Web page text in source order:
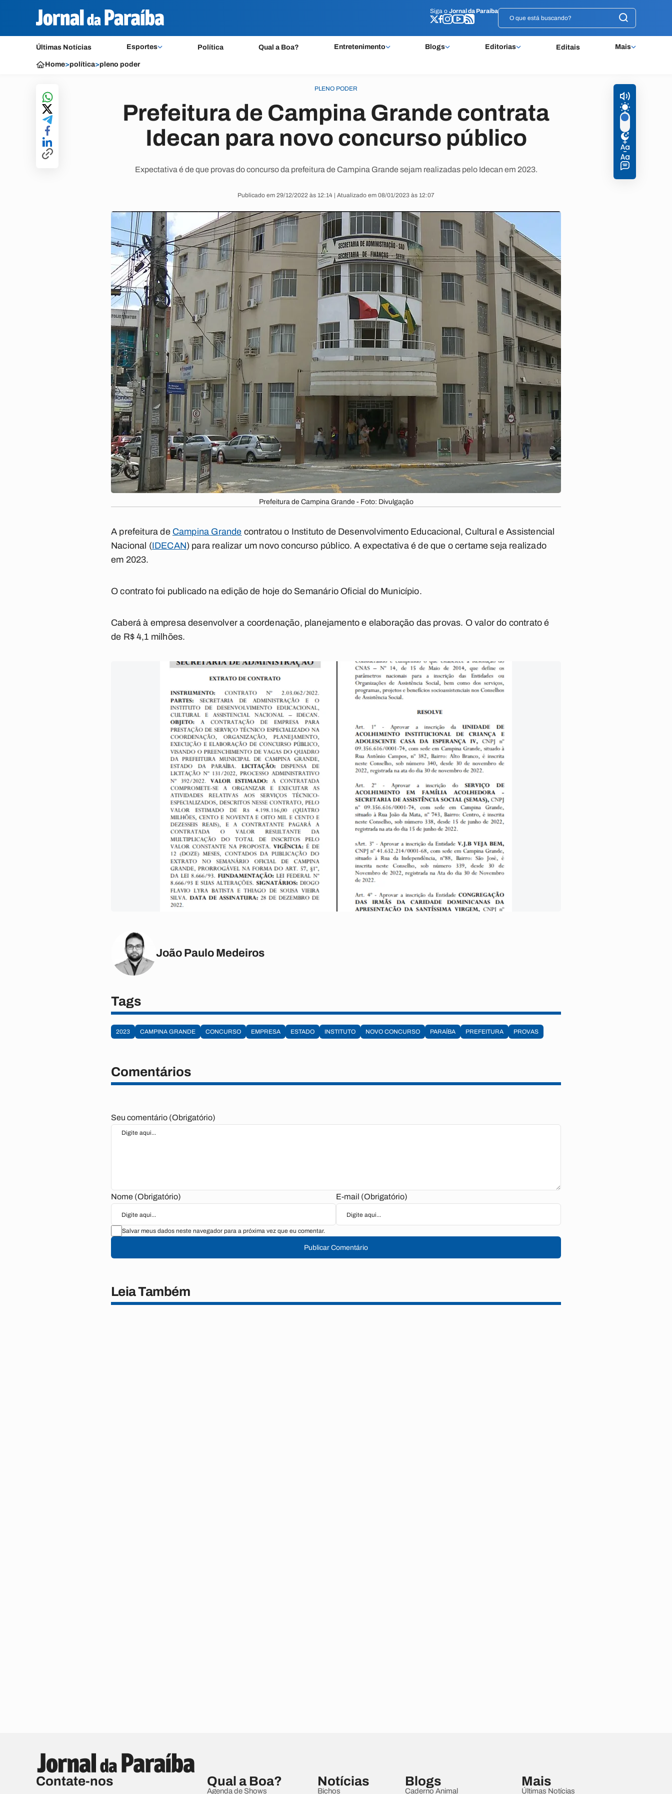
Siga o Jornal da Paraíba
Últimas Notícias Esportes Política Qual a Boa? Entretenimento Blogs Editorias Editais Mais
Siga o Jornal da Paraíba
Home>política>pleno poder
PLENO PODER
Prefeitura de Campina Grande contrata
Idecan para novo concurso público
Expectativa é de que provas do concurso da prefeitura de Campina Grande sejam realizadas pelo Idecan em 2023.
Publicado em 29/12/2022 às 12:14 | Atualizado em 08/01/2023 às 12:07
Prefeitura de Campina Grande - Foto: Divulgação
A prefeitura de Campina Grande contratou o Instituto de Desenvolvimento Educacional, Cultural e Assistencial
Nacional (IDECAN) para realizar um novo concurso público. A expectativa é de que o certame seja realizado
em 2023.
O contrato foi publicado na edição de hoje do Semanário Oficial do Município.
Caberá à empresa desenvolver a coordenação, planejamento e elaboração das provas. O valor do contrato é
de R$ 4,1 milhões.
João Paulo Medeiros
Tags
2023 CAMPINA GRANDE CONCURSO EMPRESA ESTADO INSTITUTO NOVO CONCURSO PARAÍBA PREFEITURA PROVAS
Comentários
Seu comentário (Obrigatório)
Nome (Obrigatório) E-mail (Obrigatório)
Salvar meus dados neste navegador para a próxima vez que eu comentar.
Publicar Comentário
Leia Também
Contate-nos Qual a Boa?
Agenda de Shows
Notícias
Bichos
Blogs
Caderno Animal
Mais
Últimas Notícias